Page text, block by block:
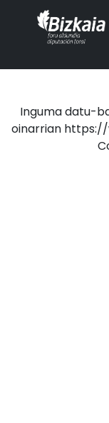
Inguma datu-
oinarrian https://